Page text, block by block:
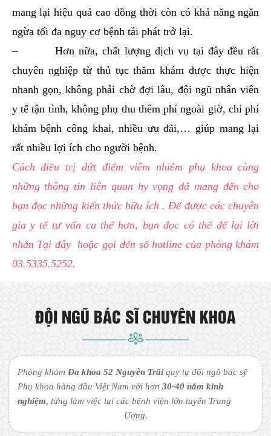
mang lại hiệu quả cao đồng thời còn có khả năng ngăn
ngừa tối đa nguy cơ bệnh tái phát trở lại.
– Hơn nữa, chất lượng dịch vụ tại đây đều rất
chuyên nghiệp từ thủ tục thăm khám được thực hiện
nhanh gọn, không phải chờ đợi lâu, đội ngũ nhân viên
y tế tận tình, không phụ thu thêm phí ngoài giờ, chi phí
khám bệnh công khai, nhiều ưu đãi,… giúp mang lại
rất nhiều lợi ích cho người bệnh.
Cách điều trị dứt điểm viêm nhiễm phụ khoa cùng
những thông tin liên quan hy vọng đã mang đến cho
bạn đọc những kiến thức hữu ích . Để được các chuyên
gia y tế tư vấn cu thể hơn, bạn đọc có thể để lại lời
nhắn Tại đây hoặc gọi đến số hotline của phòng khám
03.5335.5252.
ĐỘI NGŨ BÁC SĨ CHUYÊN KHOA
Phòng khámĐa khoa 52 Nguyễn Trãi quy tụ đội ngũ bác sỹ
Phụ khoa hàng đầu Việt Nam với hơn30-40 năm kinh
nghiệm , từng làm việc tại các bệnh viện lớn tuyến Trung
Ương.